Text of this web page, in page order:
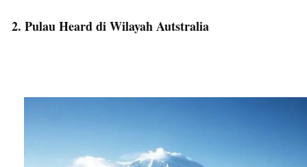
2. Pulau Heard di Wilayah Autstralia